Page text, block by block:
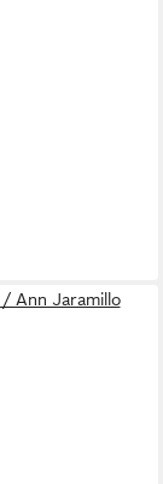
/ Ann Jaramillo